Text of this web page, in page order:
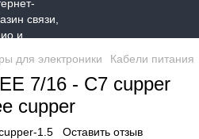
для электроники Кабели питания
7/16 - C7 cupper
cupper
1.5 Оставить отзыв